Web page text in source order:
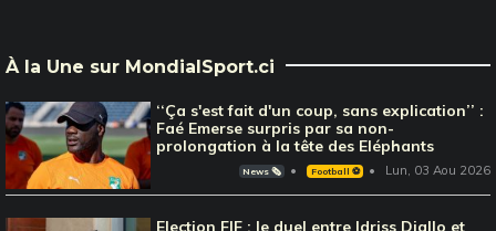
À la Une sur MondialSport.ci
‘‘Ça s'est fait d'un coup, sans explication’’ :
Faé Emerse surpris par sa non-
prolongation à la tête des Eléphants
News 🗞️ Football ⚽️ Lun, 03 Aou 2026
Election FIF : le duel entre Idriss Diallo et